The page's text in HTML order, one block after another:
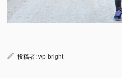
投稿者: wp-bright